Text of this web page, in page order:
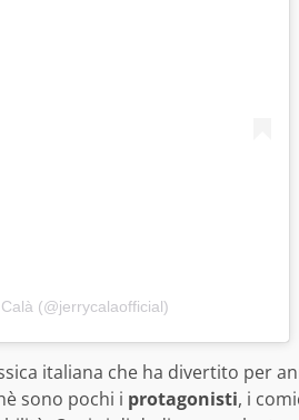
(@jerrycalaofficial)
italiana che ha divertito per
sono pochi i protagonisti, i